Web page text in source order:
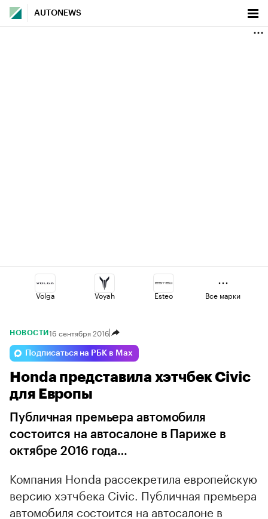
AUTONEWS
Volga Voyah Esteo
Geely Lada
Omoda Haval Jaecoo
Все марки
НОВОСТИ 16 сентября 2016
Подписаться на РБК в Max
Honda представила хэтчбек Civic
для Европы
Публичная премьера автомобиля
состоится на автосалоне в Париже в
октябре 2016 года…
Компания Honda рассекретила европейскую
версию хэтчбека Civic. Публичная премьера
автомобиля состоится на автосалоне в